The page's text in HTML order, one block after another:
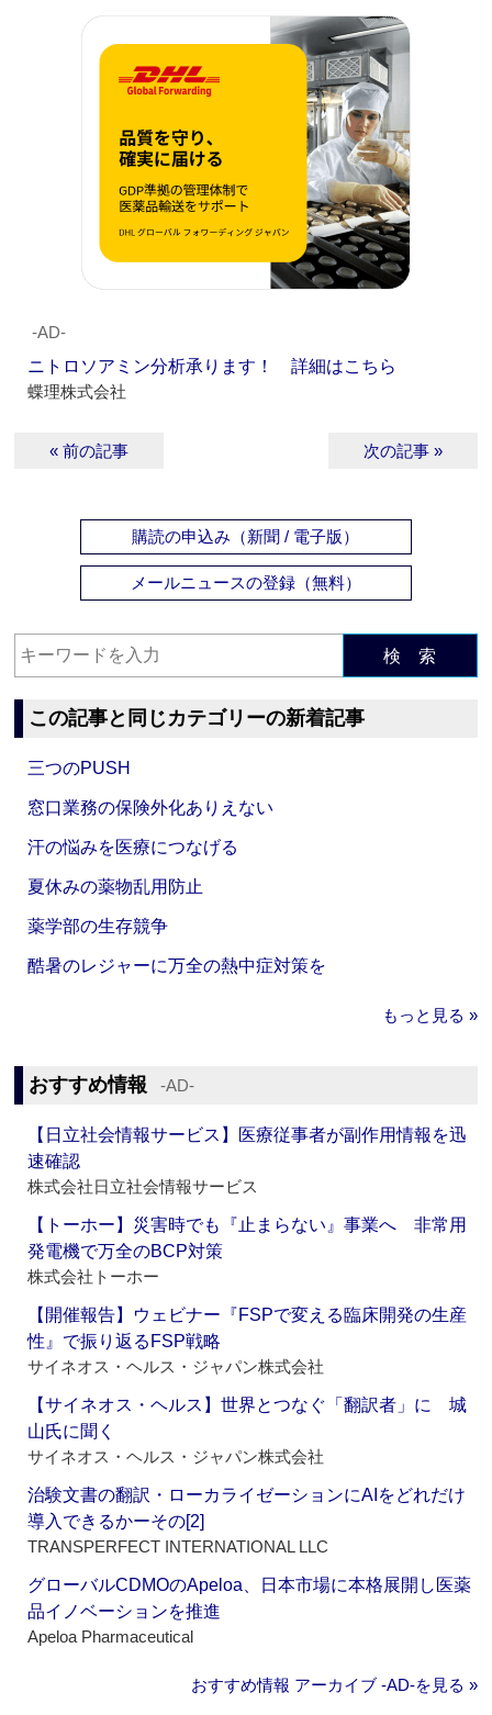
‐AD‐
ニトロソアミン分析承ります！ 詳細はこちら
蝶理株式会社
« 前の記事 次の記事 »
購読の申込み（新聞 / 電子版）
メールニュースの登録（無料）
検 索
この記事と同じカテゴリーの新着記事
三つのPUSH
窓口業務の保険外化ありえない
汗の悩みを医療につなげる
夏休みの薬物乱用防止
薬学部の生存競争
酷暑のレジャーに万全の熱中症対策を
もっと見る »
おすすめ情報 ‐AD‐
【日立社会情報サービス】医療従事者が副作用情報を迅
速確認
株式会社日立社会情報サービス
【トーホー】災害時でも『止まらない』事業へ 非常用
発電機で万全のBCP対策
株式会社トーホー
【開催報告】ウェビナー『FSPで変える臨床開発の生産
性』で振り返るFSP戦略
サイネオス・ヘルス・ジャパン株式会社
【サイネオス・ヘルス】世界とつなぐ「翻訳者」に 城
山氏に聞く
サイネオス・ヘルス・ジャパン株式会社
治験文書の翻訳・ローカライゼーションにAIをどれだけ
導入できるかーその[2]
TRANSPERFECT INTERNATIONAL LLC
グローバルCDMOのApeloa、日本市場に本格展開し医薬
品イノベーションを推進
Apeloa Pharmaceutical
おすすめ情報 アーカイブ ‐AD‐を見る »